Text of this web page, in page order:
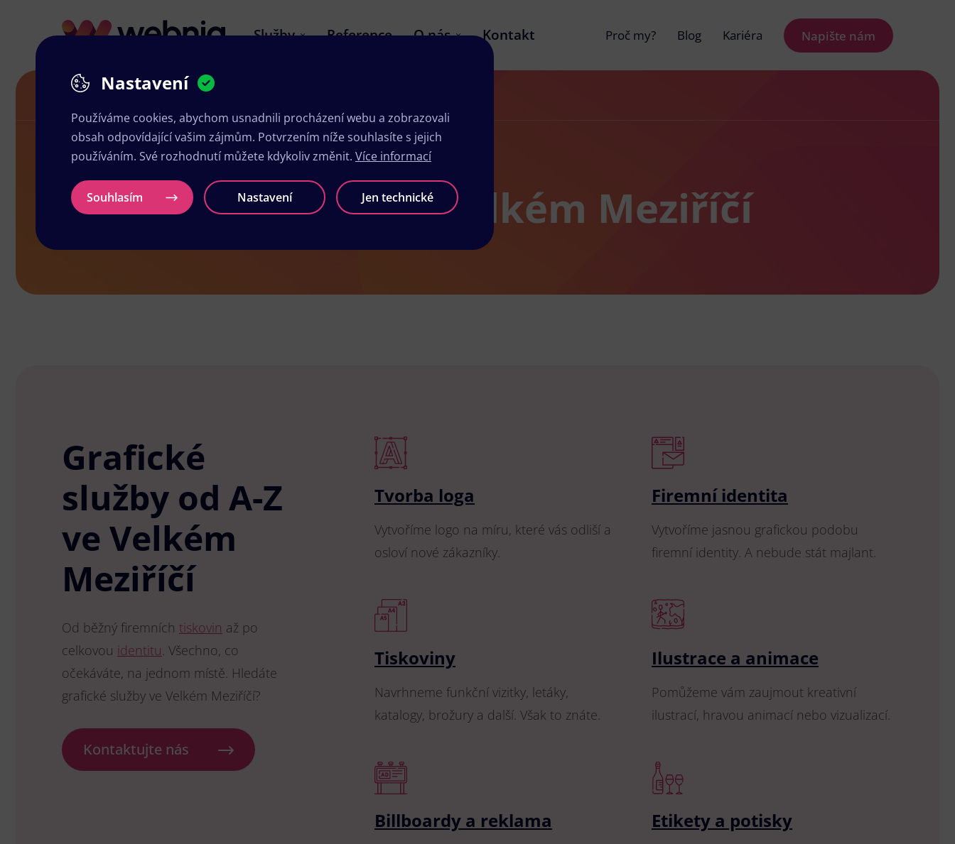
Služby Reference O nás Kontakt Proč my? Blog Kariéra Napište nám
Grafické služby ve Velkém Meziříčí
Grafické služby ve Velkém Meziříčí
Grafické
služby od A-Z
ve Velkém
Meziříčí
Od běžný firemních tiskovin až po
celkovou identitu. Všechno, co
očekáváte, na jednom místě. Hledáte
grafické služby ve Velkém Meziříčí?
Kontaktujte nás
Tvorba loga
Vytvoříme logo na míru, které vás odliší a
osloví nové zákazníky.
Firemní identita
Vytvoříme jasnou grafickou podobu
firemní identity. A nebude stát majlant.
Tiskoviny
Navrhneme funkční vizitky, letáky,
katalogy, brožury a další. Však to znáte.
Ilustrace a animace
Pomůžeme vám zaujmout kreativní
ilustrací, hravou animací nebo vizualizací.
Billboardy a reklama Etikety a potisky
Nastavení
Používáme cookies, abychom usnadnili procházení webu a zobrazovali
obsah odpovídající vašim zájmům. Potvrzením níže souhlasíte s jejich
používáním. Své rozhodnutí můžete kdykoliv změnit. Více informací
Souhlasím Nastavení Jen technické